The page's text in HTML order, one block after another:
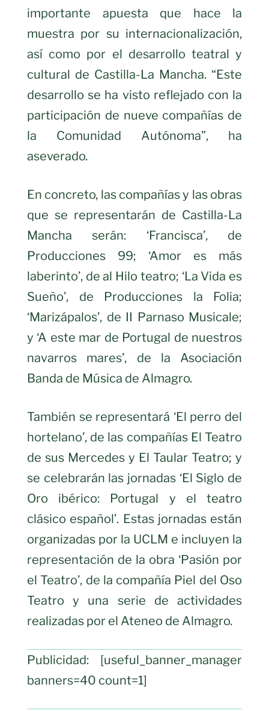
importante apuesta que hace la
muestra por su internacionalización,
así como por el desarrollo teatral y
cultural de Castilla-La Mancha. “Este
desarrollo se ha visto reflejado con la
participación de nueve compañías de
la Comunidad Autónoma”, ha
aseverado.
En concreto, las compañías y las obras
que se representarán de Castilla-La
Mancha serán: ‘Francisca’, de
Producciones 99; ‘Amor es más
laberinto’, de al Hilo teatro; ‘La Vida es
Sueño’, de Producciones la Folia;
‘Marizápalos’, de II Parnaso Musicale;
y ‘A este mar de Portugal de nuestros
navarros mares’, de la Asociación
Banda de Música de Almagro.
También se representará ‘El perro del
hortelano’, de las compañías El Teatro
de sus Mercedes y El Taular Teatro; y
se celebrarán las jornadas ‘El Siglo de
Oro ibérico: Portugal y el teatro
clásico español’. Estas jornadas están
organizadas por la UCLM e incluyen la
representación de la obra ‘Pasión por
el Teatro’, de la compañía Piel del Oso
Teatro y una serie de actividades
realizadas por el Ateneo de Almagro.
Publicidad: [useful_banner_manager
banners=40 count=1]